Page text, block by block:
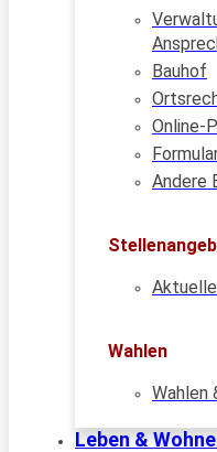
Bauhof
Online-
Andere
Wahlen
Wahlen
Leben &